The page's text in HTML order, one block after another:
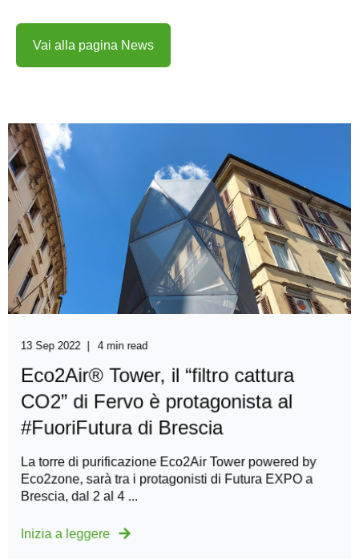
Vai alla pagina News
13 Sep 2022 4 min read
Eco2Air® Tower, il “filtro cattura
CO2” di Fervo è protagonista al
#FuoriFutura di Brescia
La torre di purificazione Eco2Air Tower powered by
Eco2zone, sarà tra i protagonisti di Futura EXPO a
Brescia, dal 2 al 4 ...
Inizia a leggere